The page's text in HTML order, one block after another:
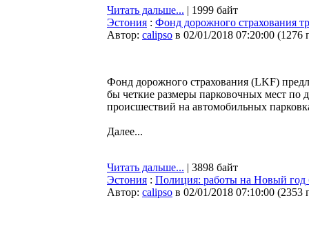
Читать дальше... | 1999 байт
Эстония : Фонд дорожного страхования
Автор: calipso в 02/01/2018 07:20:00 (1276
Фонд дорожного страхования (LKF)
бы четкие размеры парковочных мест
происшествий на автомобильных
Далее...
Читать дальше... | 3898 байт
Эстония : Полиция: работы на Новый год
Автор: calipso в 02/01/2018 07:10:00 (2353